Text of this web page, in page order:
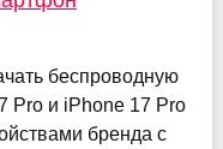
беспроводную
Pro и iPhone 17 Pro
бренда с